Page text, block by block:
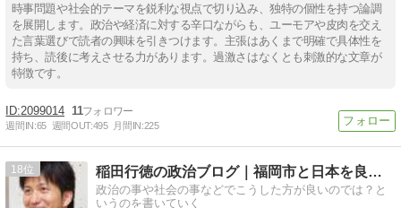
時事問題や社会的テーマを鋭利な視点で切り込み、独特の個性を持つ論調
を展開します。政治や経済に対する辛口ながらも、ユーモアや皮肉を交え
た言葉選びで読者の興味を引きつけます。主張はあくまで明確で具体性を
持ち、読後に考えさせる力があります。過激さはなくとも刺激的な文章が
特徴です。
2099014 11
週間IN:65 週間OUT:495 月間IN:225
18 稲田行徳の政治ブログ｜福岡市と日本を良くしよう
政治の事や社会の事などでこうした方が良いのでは？と
いうのを書いていく